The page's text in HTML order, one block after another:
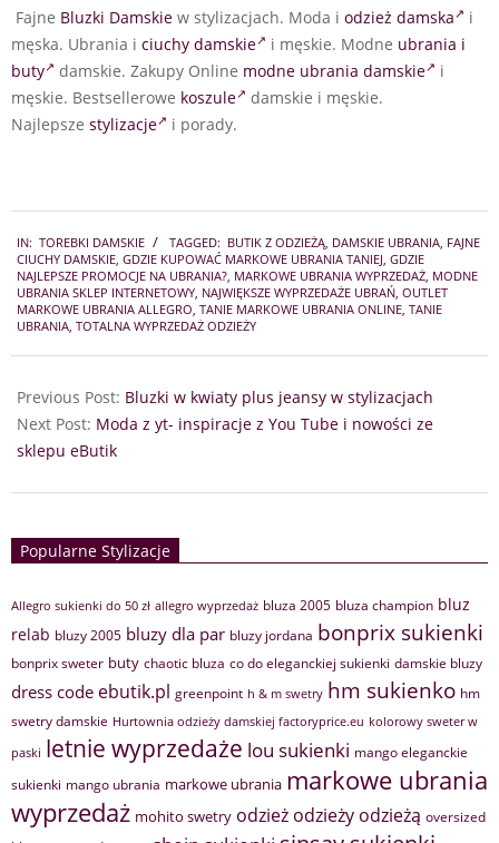
Fajne Bluzki Damskie w stylizacjach. Moda i odzież damska
i
męska. Ubrania i ciuchy damskie i męskie. Modne ubrania i
buty
damskie. Zakupy Online modne ubrania damskie
i
męskie. Bestsellerowe koszule
damskie i męskie.
Najlepsze stylizacje i porady.
02-
19
IN: TOREBKI DAMSKIE TAGGED: BUTIK Z ODZIEŻĄ DAMSKIE UBRANIA FAJNE
CIUCHY DAMSKIE GDZIE KUPOWAĆ MARKOWE UBRANIA TANIEJ GDZIE
NAJLEPSZE PROMOCJE NA UBRANIA? MARKOWE UBRANIA WYPRZEDAŻ MODNE
UBRANIA SKLEP INTERNETOWY NAJWIĘKSZE WYPRZEDAŻE UBRAŃ OUTLET
MARKOWE UBRANIA ALLEGRO TANIE MARKOWE UBRANIA ONLINE TANIE
UBRANIA TOTALNA WYPRZEDAŻ ODZIEŻY
Previous Post: Bluzki w kwiaty plus jeansy w stylizacjach
Next Post: Moda z yt- inspiracje z You Tube i nowości ze
sklepu eButik
Popularne Stylizacje
Allegro sukienki do 50 zł allegro wyprzedaż bluza 2005 bluza champion bluz
relab bluzy 2005 bluzy dla par bluzy jordana bonprix sukienki
bonprix sweter buty chaotic bluza co do eleganckiej sukienki damskie bluzy
dress code ebutik.pl greenpoint h & m swetry hm sukienko hm
swetry damskie Hurtownia odzieży damskiej factoryprice.eu kolorowy sweter w
paski letnie wyprzedaże lou sukienki mango eleganckie
sukienki mango ubrania markowe ubrania markowe ubrania
wyprzedaż mohito swetry odzież odzieży odzieżą oversized